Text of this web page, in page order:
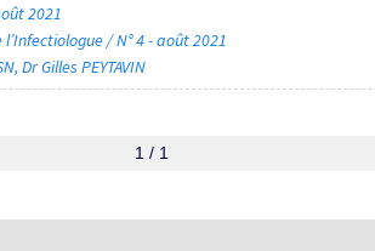
2021
/ N° 4 - août 2021
Dr Gilles PEYTAVIN
1 / 1